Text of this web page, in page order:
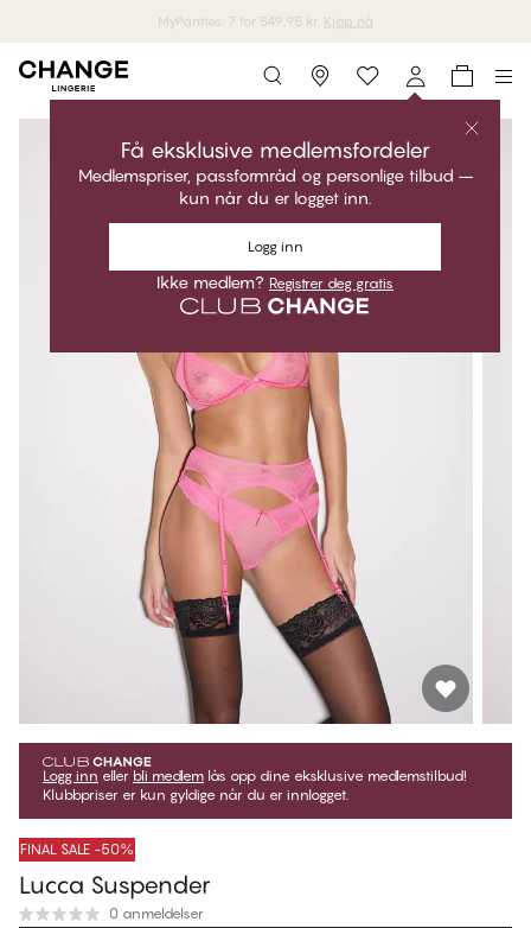
MyPanties: 7 for 549,95 kr. Kjøp nå
Storefinder
Få eksklusive medlemsfordeler
Medlemspriser, passformråd og personlige tilbud –
kun når du er logget inn.
Logg inn
Ikke medlem? Registrer deg gratis
Logg inn eller bli medlem lås opp dine eksklusive medlemstilbud!
Klubbpriser er kun gyldige når du er innlogget.
FINAL SALE -50%
Lucca Suspender
0 anmeldelser